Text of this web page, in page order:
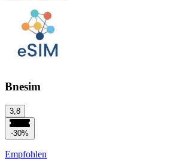
Bnesim
3,8
-30%
Empfohlen